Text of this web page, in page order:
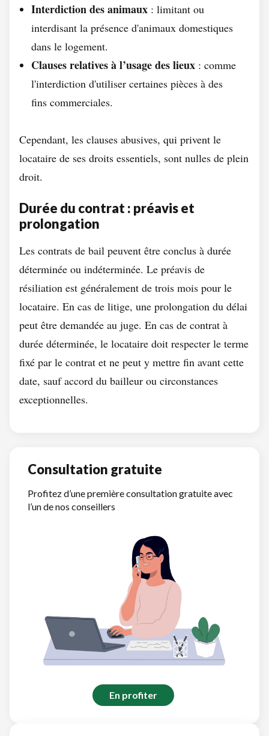
Interdiction des animaux : limitant ou
interdisant la présence d'animaux domestiques
dans le logement.
Clauses relatives à l’usage des lieux : comme
l'interdiction d'utiliser certaines pièces à des
fins commerciales.
Cependant, les clauses abusives, qui privent le
locataire de ses droits essentiels, sont nulles de plein
droit.
Durée du contrat : préavis et
prolongation
Les contrats de bail peuvent être conclus à durée
déterminée ou indéterminée. Le préavis de
résiliation est généralement de trois mois pour le
locataire. En cas de litige, une prolongation du délai
peut être demandée au juge. En cas de contrat à
durée déterminée, le locataire doit respecter le terme
fixé par le contrat et ne peut y mettre fin avant cette
date, sauf accord du bailleur ou circonstances
exceptionnelles.
Consultation gratuite
Profitez d’une première consultation gratuite avec
l’un de nos conseillers
En profiter